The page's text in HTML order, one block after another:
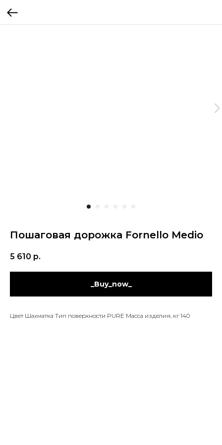
Пошаговая дорожка Fornello Medio
5 610 р.
_Buy_now_
Цвет Шахматка Тип поверхности PURE Масса изделия, кг 140